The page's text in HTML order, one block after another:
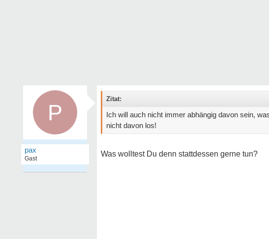
P
pax
Gast
Zitat:
Ich will auch nicht immer abhängig davon sein,
nicht davon los!
Was wolltest Du denn stattdessen gerne tun?